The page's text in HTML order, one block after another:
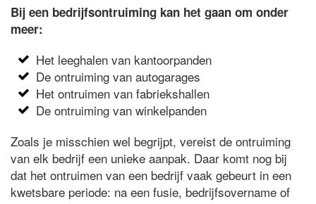
Bij een bedrijfsontruiming kan het gaan om onder
meer:
Het leeghalen van kantoorpanden
De ontruiming van autogarages
Het ontruimen van fabriekshallen
De ontruiming van winkelpanden
Zoals je misschien wel begrijpt, vereist de ontruiming
van elk bedrijf een unieke aanpak. Daar komt nog bij
dat het ontruimen van een bedrijf vaak gebeurt in een
kwetsbare periode: na een fusie, bedrijfsovername of